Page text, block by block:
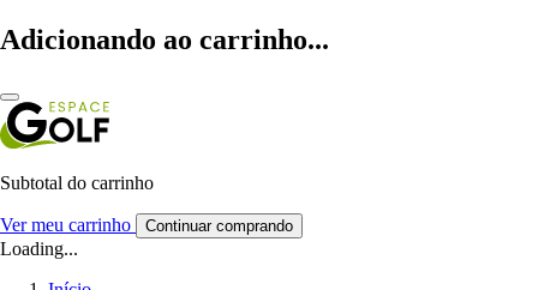
Adicionando ao carrinho...
Subtotal do carrinho
Ver meu carrinho Continuar comprando
Loading...